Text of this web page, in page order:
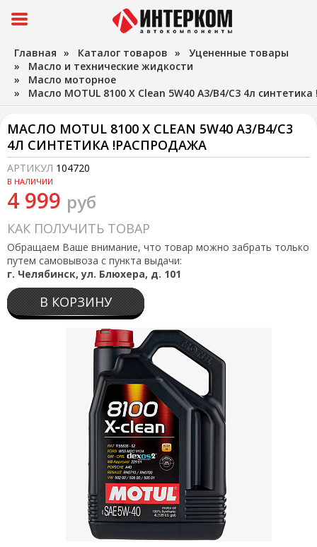
Главная » Каталог товаров » Уцененные товары
» Масло и технические жидкости
» Масло моторное
» Масло MOTUL 8100 X Clean 5W40 A3/B4/C3 4л
МАСЛО MOTUL 8100 X CLEAN 5W40 A3/B4/C3
4Л СИНТЕТИКА !РАСПРОДАЖА
АРТИКУЛ 104720
В НАЛИЧИИ
4 999 руб
КАК ПОЛУЧИТЬ ТОВАР
Обращаем Ваше внимание, что товар можно забрать только
путем самовывоза с пункта выдачи:
г. Челябинск, ул. Блюхера, д. 101
В КОРЗИНУ